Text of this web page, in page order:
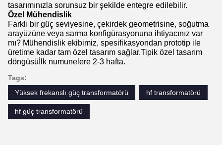
tasarımınızla sorunsuz bir şekilde entegre edilebilir.
Özel Mühendislik
Farklı bir güç seviyesine, çekirdek geometrisine, soğutma
arayüzüne veya sarma konfigürasyonuna ihtiyacınız var
mı? Mühendislik ekibimiz, spesifikasyondan prototip ile
üretime kadar tam özel tasarım sağlar.Tipik özel tasarım
döngüsüİlk numunelere 2-3 hafta.
Tags:
Yüksek frekanslı güç transformatörü
hf transformatörü
hf güç transformatörü